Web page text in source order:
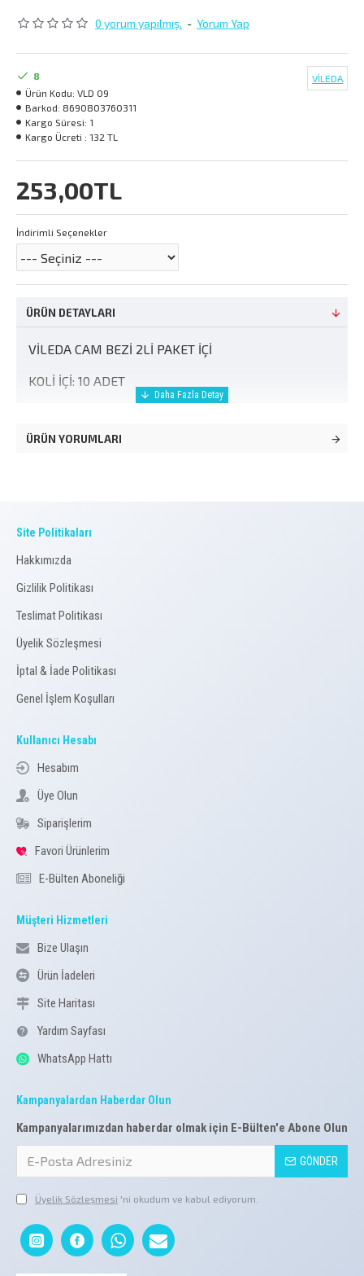
0 yorum yapılmış. - Yorum Yap
253,00TL
8
Ürün Kodu: VLD 09
Barkod: 8690803760311
Kargo Süresi: 1
Kargo Ücreti : 132 TL
VİLEDA
İndirimli Seçenekler
ÜRÜN DETAYLARI
VİLEDA CAM BEZİ 2Lİ PAKET İÇİ
KOLİ İÇİ: 10 ADET
ÜRÜN YORUMLARI
Site Politikaları
Hakkımızda
Gizlilik Politikası
Teslimat Politikası
Üyelik Sözleşmesi
İptal & İade Politikası
Genel İşlem Koşulları
Kullanıcı Hesabı
Hesabım
Üye Olun
Siparişlerim
Favori Ürünlerim
E-Bülten Aboneliği
Müşteri Hizmetleri
Bize Ulaşın
Ürün İadeleri
Site Haritası
Yardım Sayfası
WhatsApp Hattı
Kampanyalardan Haberdar Olun
Kampanyalarımızdan haberdar olmak için E-Bülten'e Abone Olun
GÖNDER
Üyelik Sözleşmesi 'ni okudum ve kabul ediyorum.